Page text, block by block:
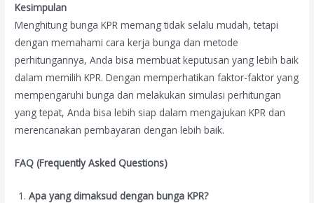
Kesimpulan
Menghitung bunga KPR memang tidak selalu mudah, tetapi
dengan memahami cara kerja bunga dan metode
perhitungannya, Anda bisa membuat keputusan yang lebih baik
dalam memilih KPR. Dengan memperhatikan faktor-faktor yang
mempengaruhi bunga dan melakukan simulasi perhitungan
yang tepat, Anda bisa lebih siap dalam mengajukan KPR dan
merencanakan pembayaran dengan lebih baik.
FAQ (Frequently Asked Questions)
Apa yang dimaksud dengan bunga KPR?